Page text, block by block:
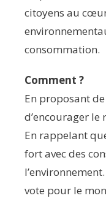
citoyens au
consommation.
Comment ?
En proposant
d’encourager le
En rappelant
fort avec des
vote pour le